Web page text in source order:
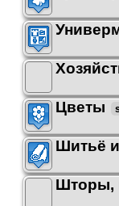
Цветы
Шитьё
Шторы,